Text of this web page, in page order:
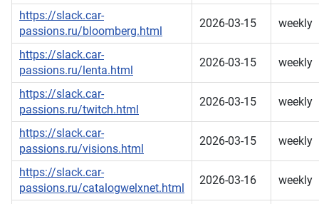
https://slack.car-
passions.ru/bloomberg.html
2026-03-15 weekly
https://slack.car-
passions.ru/lenta.html
2026-03-15 weekly
https://slack.car-
passions.ru/twitch.html
2026-03-15 weekly
https://slack.car-
passions.ru/visions.html
2026-03-15 weekly
https://slack.car-
passions.ru/catalogwelxnet.html
2026-03-16 weekly